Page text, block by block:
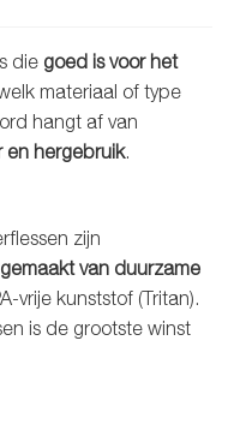
die goed is voor het
materiaal of type
hangt af van
en hergebruik.
zijn
van duurzame
vrije kunststof (Tritan).
is de grootste winst